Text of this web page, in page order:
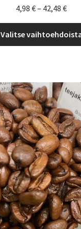
4,98 €– 42,48 €
-
Valitse